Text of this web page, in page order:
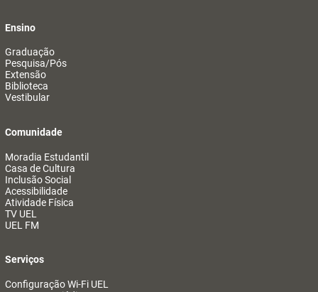
Ensino
Graduação
Pesquisa/Pós
Extensão
Biblioteca
Vestibular
Comunidade
Moradia Estudantil
Casa de Cultura
Inclusão Social
Acessibilidade
Atividade Física
TV UEL
UEL FM
Serviços
Configuração Wi-Fi UEL